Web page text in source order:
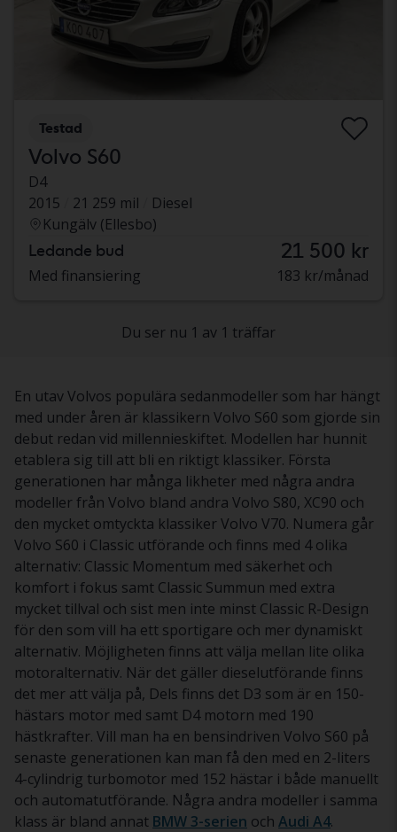
Testad
Volvo S60
D4
2015
21 259 mil
Diesel
Kungälv (Ellesbo)
Ledande bud 21 500 kr
Med finansiering 183 kr/månad
Du ser nu 1 av 1 träffar
En utav Volvos populära sedanmodeller som har hängt
med under åren är klassikern Volvo S60 som gjorde sin
debut redan vid millennieskiftet. Modellen har hunnit
etablera sig till att bli en riktigt klassiker. Första
generationen har många likheter med några andra
modeller från Volvo bland andra Volvo S80, XC90 och
den mycket omtyckta klassiker Volvo V70. Numera går
Volvo S60 i Classic utförande och finns med 4 olika
alternativ: Classic Momentum med säkerhet och
komfort i fokus samt Classic Summun med extra
mycket tillval och sist men inte minst Classic R-Design
för den som vill ha ett sportigare och mer dynamiskt
alternativ. Möjligheten finns att välja mellan lite olika
motoralternativ. När det gäller dieselutförande finns
det mer att välja på, Dels finns det D3 som är en 150-
hästars motor med samt D4 motorn med 190
hästkrafter. Vill man ha en bensindriven Volvo S60 på
senaste generationen kan man få den med en 2-liters
4-cylindrig turbomotor med 152 hästar i både manuellt
och automatutförande. Några andra modeller i samma
klass är bland annat BMW 3-serien och Audi A4.